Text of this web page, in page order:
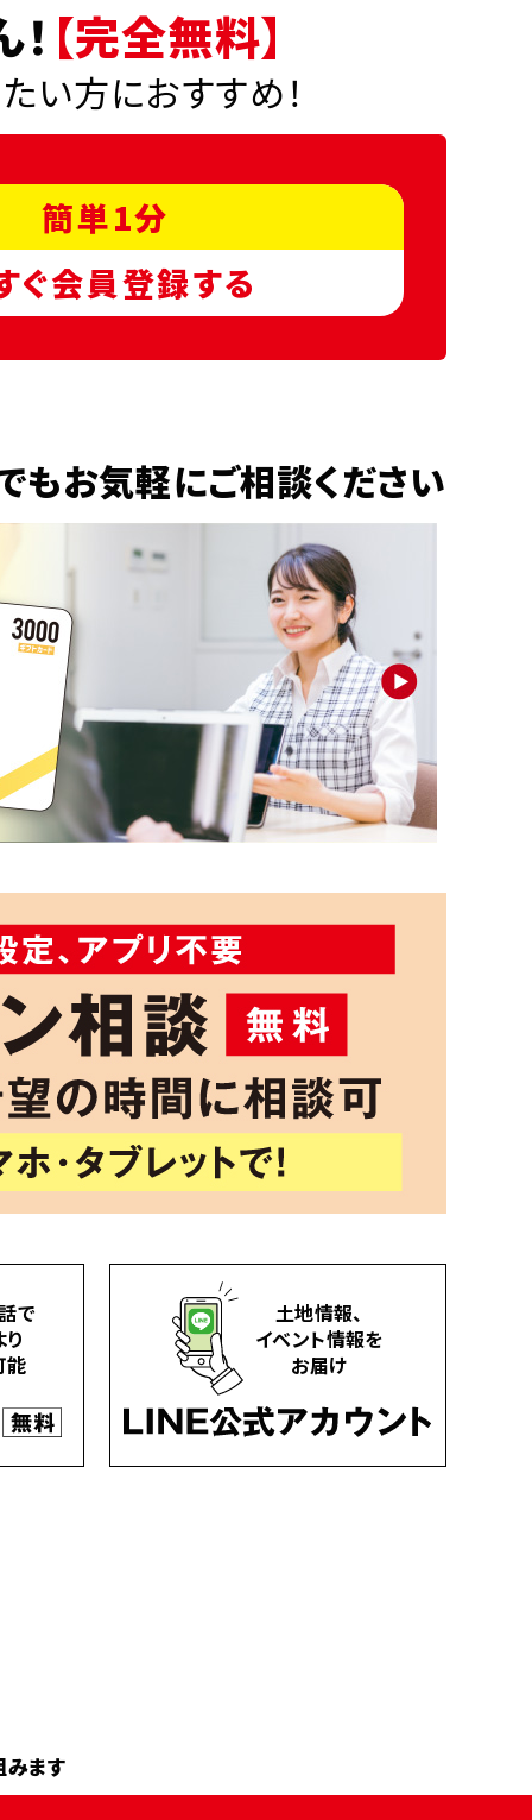
【完全無料】
い方におすすめ！
簡単1分
ぐ会員登録する
もお気軽にご相談ください
で
能
土地情報、
イベント情報を
お届け
みます